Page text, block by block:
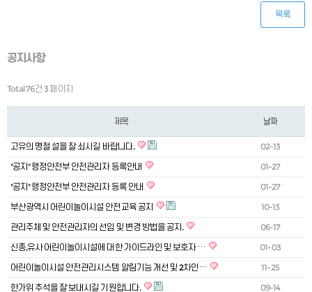
목록
공지사항
Total 76건 3 페이지
제목 날짜
고유의 명절 설을 잘 쇠시길 바랍니다.
02-13
"공지" 행정안전부 안전관리자 등록안내
01-27
"공지" 행정안전부 안전관리자 등록 안내
01-27
부산광역시 어린이놀이시설 안전교육 공지
10-13
관리주체 및 안전관리자의 선임 및 변경 방법을 공지.
06-17
신종,유사 어린이놀이시설에 대한 가이드라인 및 보호자 …
01-03
어린이놀이시설 안전관리시스템 알림기능 개선 및 2차인…
11-25
한가위 추석을 잘 보내시길 기원합니다.
09-14